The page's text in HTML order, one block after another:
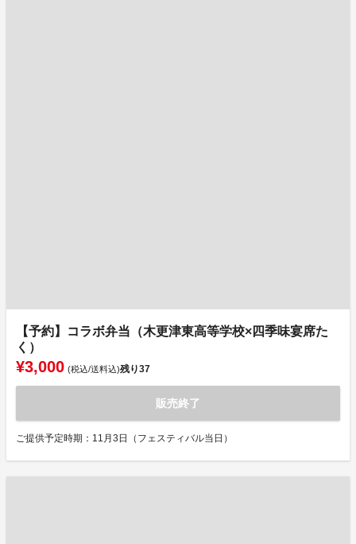
【予約】コラボ弁当（木更津東高等学校×四季味宴席た
く）
¥3,000 (税込/送料込)残り37
販売終了
ご提供予定時期：11月3日（フェスティバル当日）